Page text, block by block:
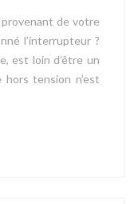
de votre
l’interrupteur ?
est loin d’être un
hors tension n’est